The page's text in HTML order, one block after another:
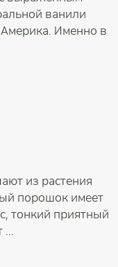
ванили
Америка. Именно в
из растения
порошок имеет
тонкий приятный
...